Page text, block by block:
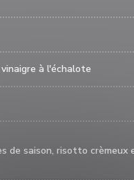
à l'échalote
de saison, risotto crèmeux